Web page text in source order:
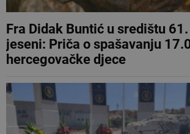
Fra Didak Buntić u središtu
jeseni: Priča o spašavanju
hercegovačke djece